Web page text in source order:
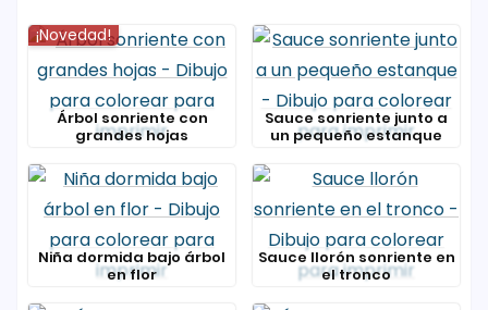
¡Novedad!
Árbol sonriente con
grandes hojas
Sauce sonriente junto a
un pequeño estanque
Niña dormida bajo árbol
en flor
Sauce llorón sonriente en
el tronco